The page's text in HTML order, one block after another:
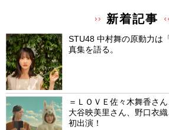
新着記事
STU48 中村舞の原動力は
真集を語る。
＝ＬＯＶＥ佐々木舞香さ
大谷映美里さん、野口衣
初出演！